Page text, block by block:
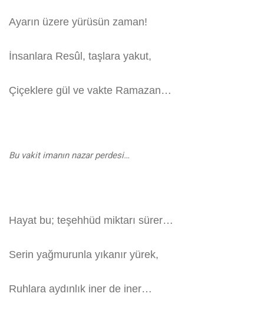
Ayarın üzere yürüsün zaman!
İnsanlara Resûl, taşlara yakut,
Çiçeklere gül ve vakte Ramazan…
Bu vakit imanın nazar perdesi…
Hayat bu; teşehhüd miktarı sürer…
Serin yağmurunla yıkanır yürek,
Ruhlara aydınlık iner de iner…